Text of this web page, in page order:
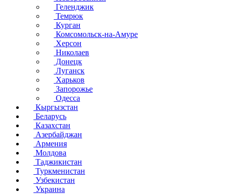
Геленджик
Темрюк
Курган
Комсомольск-на-Амуре
Херсон
Николаев
Донецк
Луганск
Харьков
Запорожье
Одесса
Кыргызстан
Беларусь
Казахстан
Азербайджан
Армения
Молдова
Таджикистан
Туркменистан
Узбекистан
Украина